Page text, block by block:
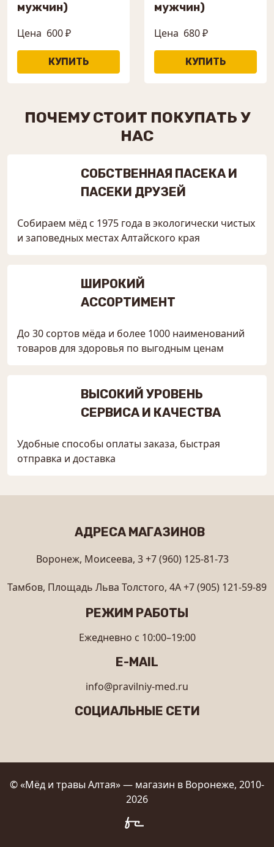
мужчин)
Цена 600 ₽
мужчин)
Цена 680 ₽
ПОЧЕМУ СТОИТ ПОКУПАТЬ У
НАС
СОБСТВЕННАЯ ПАСЕКА И
ПАСЕКИ ДРУЗЕЙ
Собираем мёд с 1975 года в экологически чистых
и заповедных местах Алтайского края
ШИРОКИЙ
АССОРТИМЕНТ
До 30 сортов мёда и более 1000 наименований
товаров для здоровья по выгодным ценам
ВЫСОКИЙ УРОВЕНЬ
СЕРВИСА И КАЧЕСТВА
Удобные способы оплаты заказа, быстрая
отправка и доставка
АДРЕСА МАГАЗИНОВ
Воронеж, Моисеева, 3+7 (960) 125-81-73
Тамбов, Площадь Льва Толстого, 4А+7 (905) 121-59-89
РЕЖИМ РАБОТЫ
Ежедневно с 10:00–19:00
E-MAIL
info@pravilniy-med.ru
СОЦИАЛЬНЫЕ СЕТИ
© «Мёд и травы Алтая» — магазин в Воронеже, 2010-
2026